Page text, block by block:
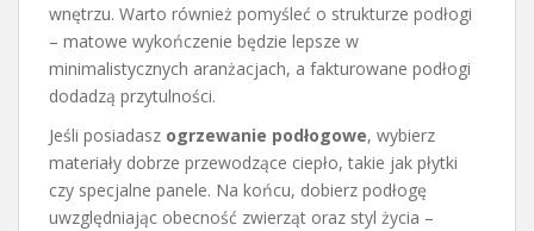
wnętrzu. Warto również pomyśleć o strukturze podłogi
– matowe wykończenie będzie lepsze w
minimalistycznych aranżacjach, a fakturowane podłogi
dodadzą przytulności.
Jeśli posiadasz ogrzewanie podłogowe, wybierz
materiały dobrze przewodzące ciepło, takie jak płytki
czy specjalne panele. Na końcu, dobierz podłogę
uwzględniając obecność zwierząt oraz styl życia –